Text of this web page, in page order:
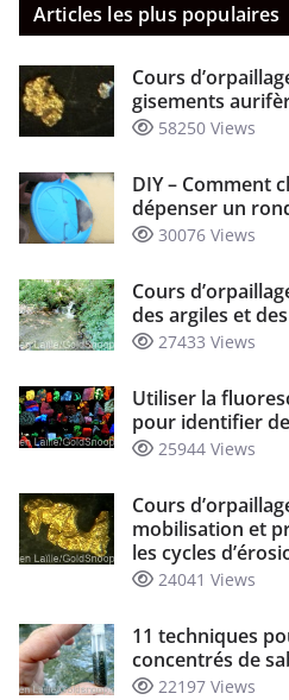
Articles les plus populaires
Cours
gisements
58250 Views
DIY – Comment
dépenser un
30076 Views
Cours
des argiles et
27433 Views
Utiliser la
pour identifier
25944 Views
Cours
mobilisation et
les cycles
24041 Views
11 techniques
concentrés de
22197 Views